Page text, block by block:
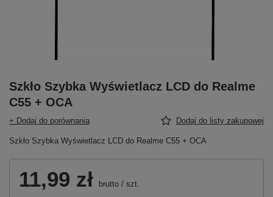
Szkło Szybka Wyświetlacz LCD do Realme
C55 + OCA
+ Dodaj do porównania Dodaj do listy zakupowej
Szkło Szybka Wyświetlacz LCD do Realme C55 + OCA
11,99 zł brutto / szt.